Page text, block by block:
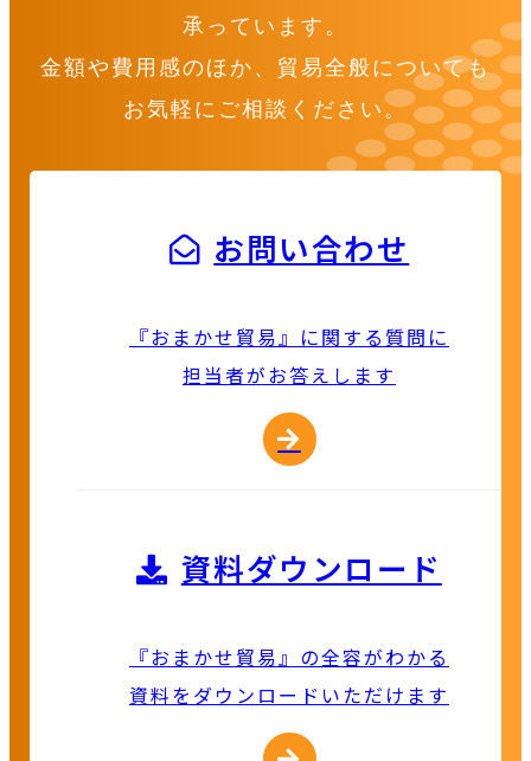
承っています。
金額や費用感のほか、貿易全般についても
お気軽にご相談ください。
お問い合わせ
『おまかせ貿易』に関する質問に
担当者がお答えします
資料ダウンロード
『おまかせ貿易』の全容がわかる
資料をダウンロードいただけます